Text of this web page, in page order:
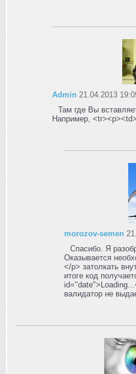
Admin 21.04.2013
Там где Вы
Например,
morozov-semen
Спасибо. Я
Оказывается
</p> затолкать
итоге код
валидатор не